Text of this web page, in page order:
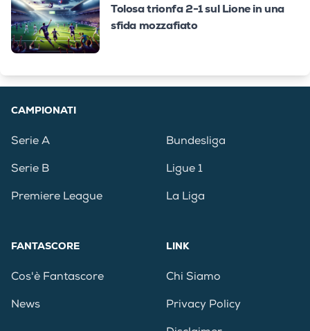
Tolosa trionfa 2-1 sul Lione in una
sfida mozzafiato
CAMPIONATI
Serie A
Serie B
Premiere League
Bundesliga
Ligue 1
La Liga
FANTASCORE
Cos'è Fantascore
News
LINK
Chi Siamo
Privacy Policy